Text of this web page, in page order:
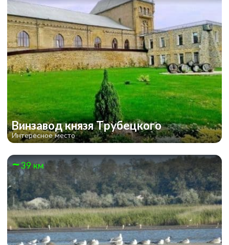
Винзавод князя Трубецкого
Интересное место
39 км